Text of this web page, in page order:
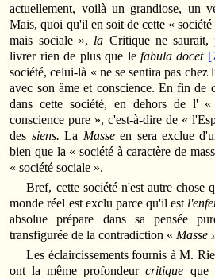
actuellement, voilà un grandiose, un
Mais, quoi qu'il en soit de cette «
mais sociale », la Critique ne
livrer rien de plus que le fabula docet
société, celui-là « ne se sentira pas
avec son âme et conscience. En fin de
dans cette société, en dehors de l'
conscience pure », c'est-à-dire de «
des siens.La Masseen sera exclue
bien que la « société à caractère de
« société sociale ».
Bref, cette société n'est autre chose
monde réel est exclu parce qu'il est
absolue prépare dans sa pensée
transfigurée de la contradiction « Masse
Les éclaircissements fournis à M.
ont la même profondeurcritique que